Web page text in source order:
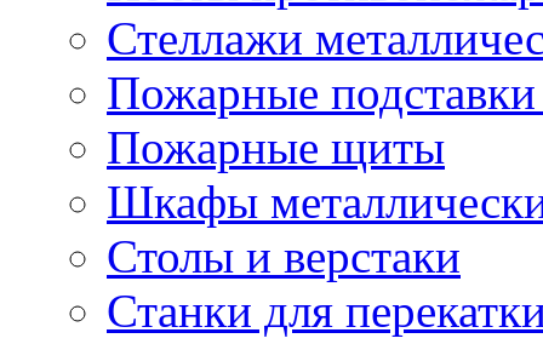
Стеллажи
Пожарные
Пожарные щиты
Шкафы
Столы и верстаки
Станки для